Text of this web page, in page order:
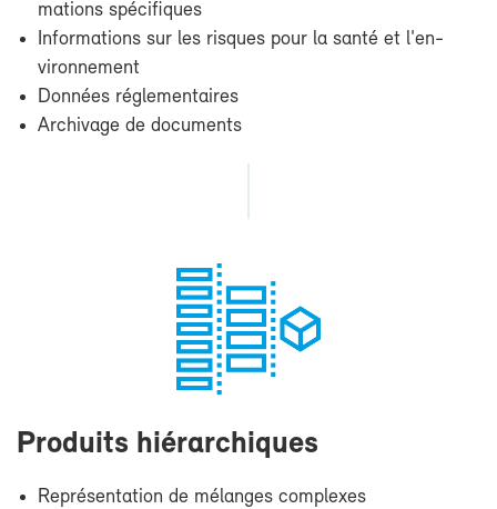
ma­tions spé­ci­fiques
In­for­ma­tions sur les risques pour la san­té et l'en­
vi­ron­ne­ment
Don­nées ré­gle­men­taires
Ar­chi­vage de do­cu­ments
Pro­duits hié­rar­chiques
Re­pré­sen­ta­tion de mé­langes com­plexes